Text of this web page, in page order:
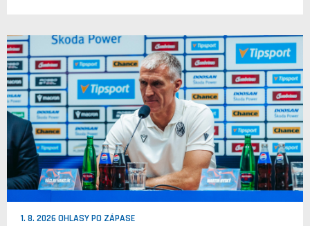
1. 8. 2026 OHLASY PO ZÁPASE